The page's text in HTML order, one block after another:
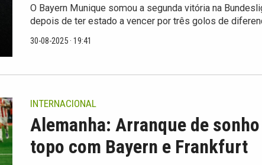
O Bayern Munique somou a segunda vitória na
depois de ter estado a vencer por três golos de
30-08-2025 · 19:41
INTERNACIONAL
Alemanha: Arranque de
topo com Bayern e Frankfurt